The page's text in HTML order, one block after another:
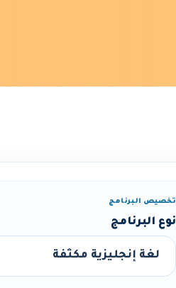
تخصيص البرنامج
نوع البرنامج